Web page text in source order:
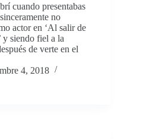
cuando presentabas
no
actor en ‘Al salir de
y siendo fiel a la
de verte en el
4, 2018